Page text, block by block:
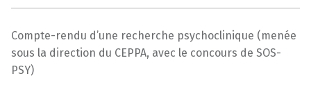
Compte-rendu d’une recherche psychoclinique (menée
sous la direction du CEPPA, avec le concours de SOS-
PSY)